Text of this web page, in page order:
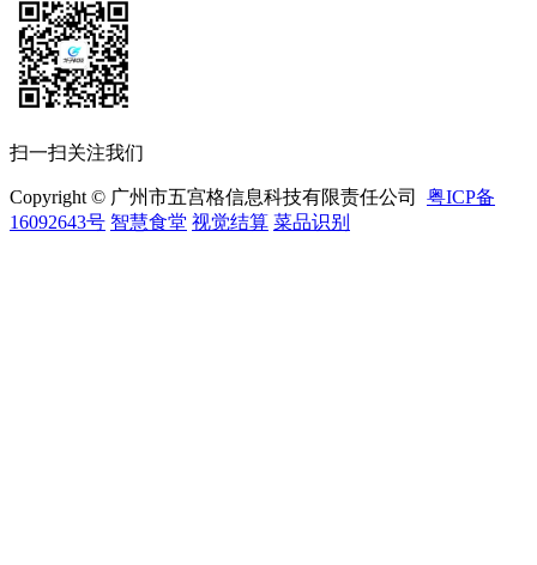
扫一扫关注我们
Copyright © 广州市五宫格信息科技有限责任公司 粤ICP备
16092643号 智慧食堂 视觉结算 菜品识别